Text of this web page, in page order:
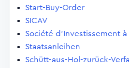
Start-Buy-Order
SICAV
Société d'Investissement à
Staatsanleihen
Schütt-aus-Hol-zurück-